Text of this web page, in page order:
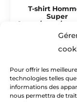
Pour offrir les
technologies telles
informations des
nous permettra de
T-shirt
Super
[Papa/Papy/
17,50€
Mentions légales​